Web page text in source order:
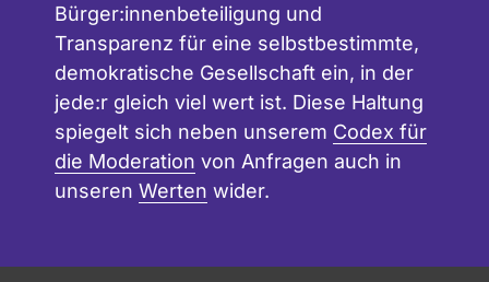
Bürger:innenbeteiligung und
Transparenz für eine selbstbestimmte,
demokratische Gesellschaft ein, in der
jede:r gleich viel wert ist. Diese Haltung
spiegelt sich neben unserem Codex für
die Moderation von Anfragen auch in
unseren Werten wider.